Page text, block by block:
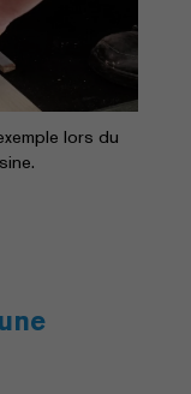
lors du